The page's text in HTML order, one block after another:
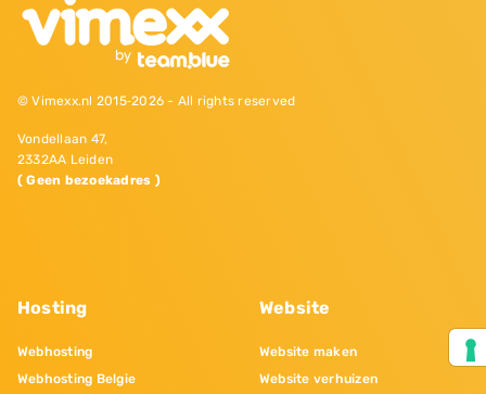
© Vimexx.nl 2015‐2026 - All rights reserved
Vondellaan 47,
2332AA Leiden
( Geen bezoekadres )
Hosting
Webhosting
Webhosting Belgie
Website
Website maken
Website verhuizen